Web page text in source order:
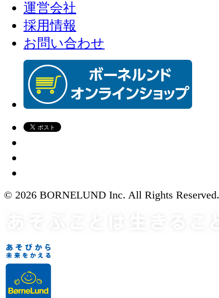
運営会社
採用情報
お問い合わせ
© 2026 BORNELUND Inc. All Rights Reserved.